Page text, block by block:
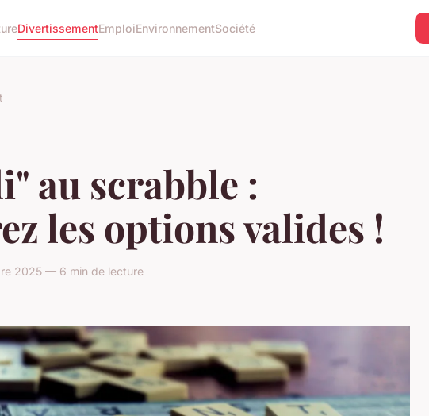
DivertissementEmploiEnvironnementSociété
au scrabble :
les options valides !
2025 — 6 min de lecture